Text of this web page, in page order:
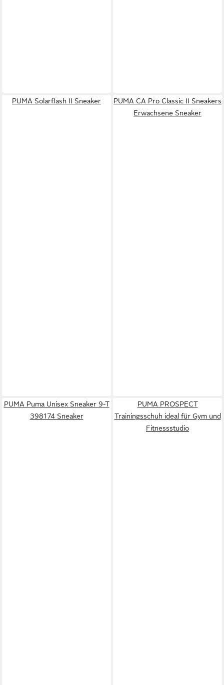
PUMA Solarflash II Sneaker
PUMA CA Pro Classic II Sneakers
Erwachsene Sneaker
PUMA Puma Unisex Sneaker 9-T
398174 Sneaker
PUMA PROSPECT
Trainingsschuh ideal für Gym und
Fitnessstudio